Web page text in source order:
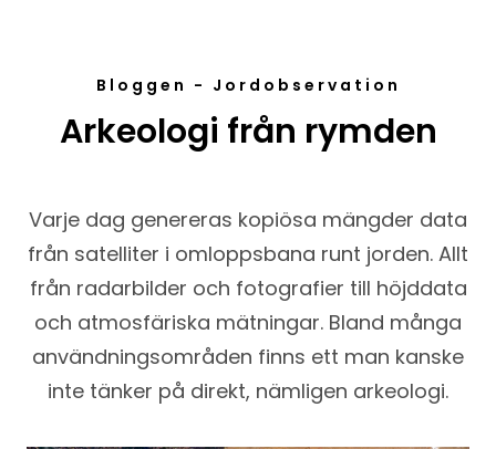
Bloggen - Jordobservation
Arkeologi från rymden
Varje dag genereras kopiösa mängder data
från satelliter i omloppsbana runt jorden. Allt
från radarbilder och fotografier till höjddata
och atmosfäriska mätningar. Bland många
användningsområden finns ett man kanske
inte tänker på direkt, nämligen arkeologi.